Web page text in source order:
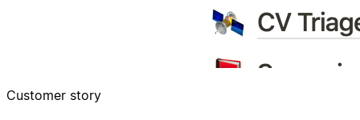
Customer story